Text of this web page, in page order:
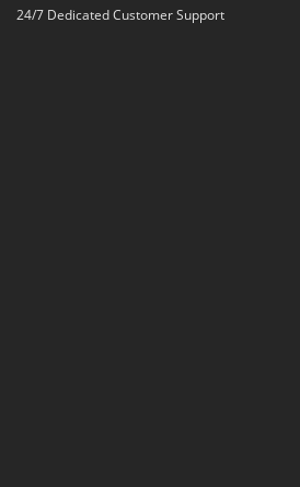
24/7 Dedicated Customer Support